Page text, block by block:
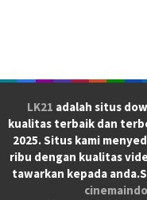
LK21 adalah situs
kualitas terbaik dan
2025. Situs kami
ribu dengan kualitas
tawarkan kepada
cinemaindo